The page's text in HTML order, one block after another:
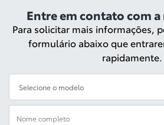
Entre em contato com
Para solicitar mais informações,
formulário abaixo que
rapidamente.